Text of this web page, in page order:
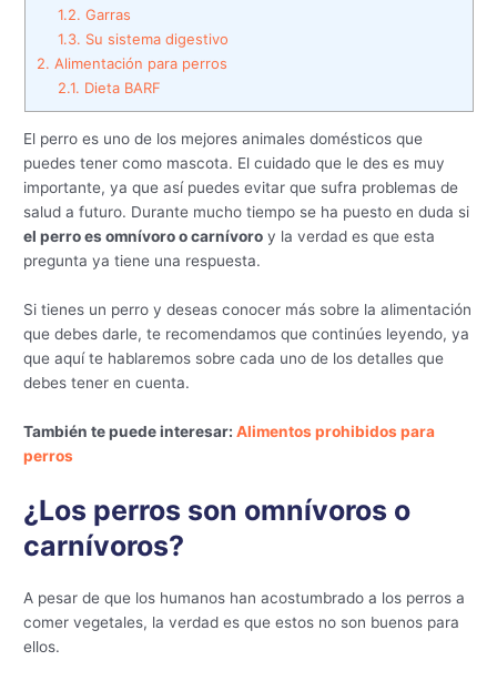
1.2. Garras
1.3. Su sistema digestivo
2. Alimentación para perros
2.1. Dieta BARF
El perro es uno de los mejores animales domésticos que
puedes tener como mascota. El cuidado que le des es muy
importante, ya que así puedes evitar que sufra problemas de
salud a futuro. Durante mucho tiempo se ha puesto en duda si
el perro es omnívoro o carnívoro y la verdad es que esta
pregunta ya tiene una respuesta.
Si tienes un perro y deseas conocer más sobre la alimentación
que debes darle, te recomendamos que continúes leyendo, ya
que aquí te hablaremos sobre cada uno de los detalles que
debes tener en cuenta.
También te puede interesar:Alimentos prohibidos para
perros
¿Los perros son omnívoros o
carnívoros?
A pesar de que los humanos han acostumbrado a los perros a
comer vegetales, la verdad es que estos no son buenos para
ellos.